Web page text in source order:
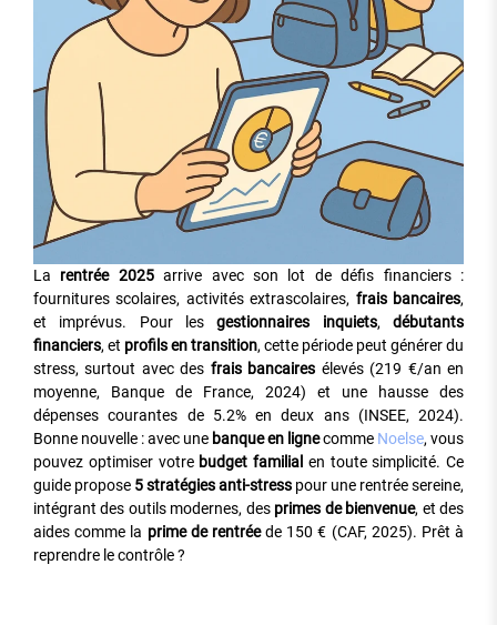
La rentrée 2025arrive avec son lot de défis financiers :
fournitures scolaires, activités extrascolaires, frais bancaires,
et imprévus. Pour lesgestionnaires inquiets,débutants
financiers, et profils en transition, cette période peut générer du
stress, surtout avec des frais bancaires élevés (219 €/an en
moyenne, Banque de France, 2024) et une hausse des
dépenses courantes de 5.2% en deux ans (INSEE, 2024).
Bonne nouvelle : avec une banque en lignecomme Noelse, vous
pouvez optimiser votre budget familial en toute simplicité. Ce
guide propose 5 stratégies anti-stress pour une rentrée sereine,
intégrant des outils modernes, des primes de bienvenue, et des
aides comme la prime de rentréede 150 € (CAF, 2025). Prêt à
reprendre le contrôle ?